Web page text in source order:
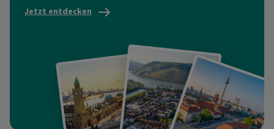
Jetzt entdecken